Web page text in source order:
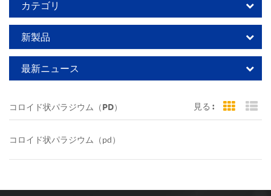
カテゴリ
新製品
最新ニュース
コロイド状パラジウム（PD） 見る : Grid
コロイド状パラジウム（pd）